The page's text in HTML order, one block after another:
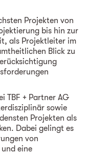
Projekten von
bis hin zur
als Projektleiter im
Blick zu
TBF + Partner AG
sowie
Projekten als
Dabei gelingt es
von
eine